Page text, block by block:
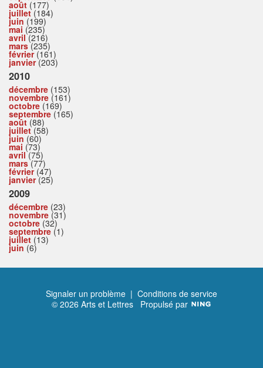
août (177)
juillet(184)
juin (199)
mai (235)
avril(216)
mars(235)
février(161)
janvier(203)
2010
décembre (153)
novembre (161)
octobre (169)
septembre (165)
août (88)
juillet(58)
juin (60)
mai (73)
avril(75)
mars(77)
février(47)
janvier(25)
2009
décembre (23)
novembre (31)
octobre (32)
septembre (1)
juillet (13)
juin (6)
Signaler un problème | Conditions de service
© 2026 Arts et Lettres Propulsé par